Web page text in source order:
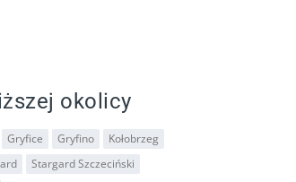
okolicy
Gryfice Gryfino
Kołobrzeg
Stargard Szczeciński